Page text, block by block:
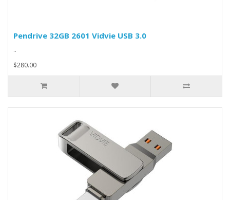
Pendrive 32GB 2601 Vidvie USB 3.0
..
$280.00